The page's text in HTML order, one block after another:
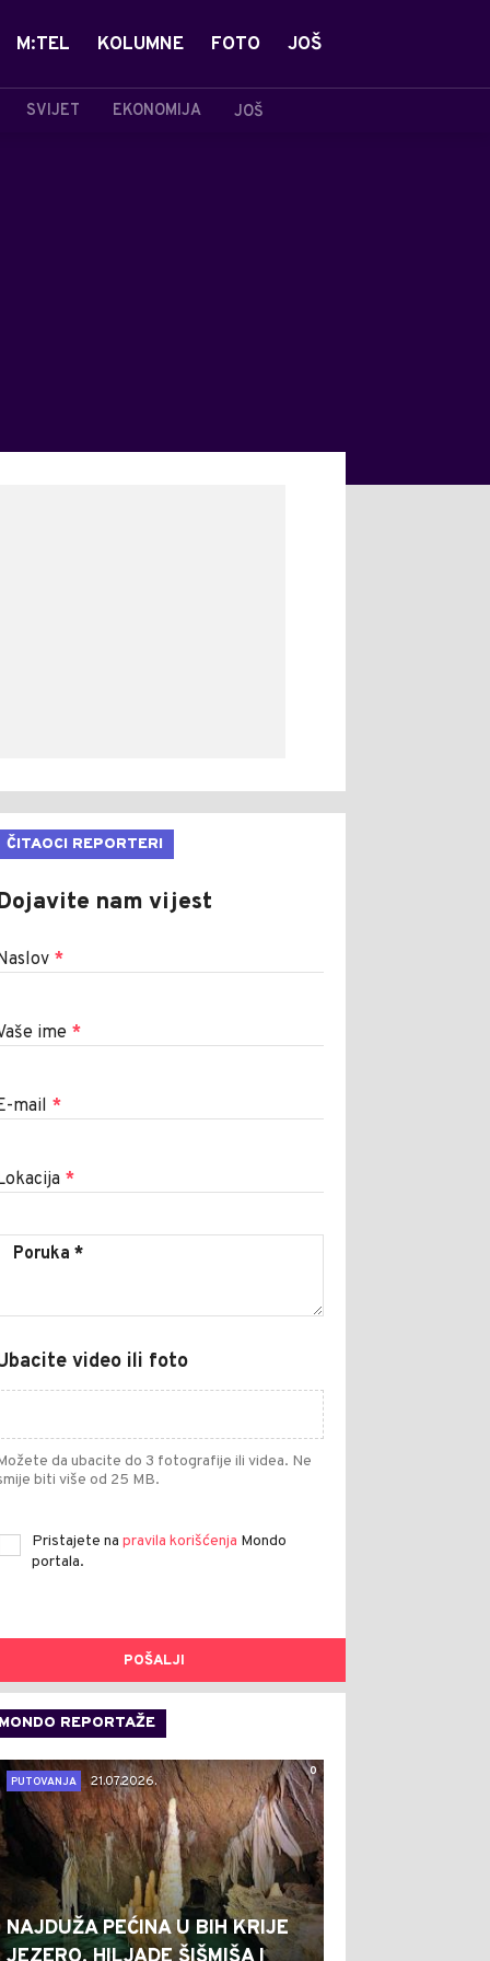
SVIJET EKONOMIJA JOŠ
M:TEL KOLUMNE FOTO JOŠ
ČITAOCI REPORTERI
nam vijest
*
ime *
mail *
*
video ili foto
da ubacite do 3 fotografije ili videa. Ne
biti više od 25 MB.
Pristajete na pravila korišćenja Mondo
portala.
POŠALJI
MONDO REPORTAŽE
0
PUTOVANJA
21.07.2026.
NAJDUŽA PEĆINA U BIH KRIJE